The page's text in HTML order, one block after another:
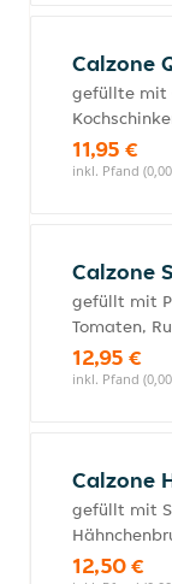
Calzone
gefüllte mit
11,95 €
inkl. Pfand
Calzone
gefüllt mit
Tomaten,
12,95 €
inkl. Pfand
Calzone
gefüllt mit
12,50 €